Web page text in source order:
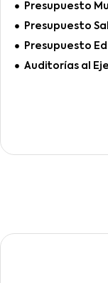
Presupuesto
Presupuesto
Presupuesto
Auditorías al